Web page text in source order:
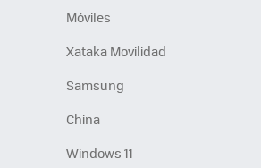
Móviles
Xataka Movilidad
Samsung
China
Windows 11